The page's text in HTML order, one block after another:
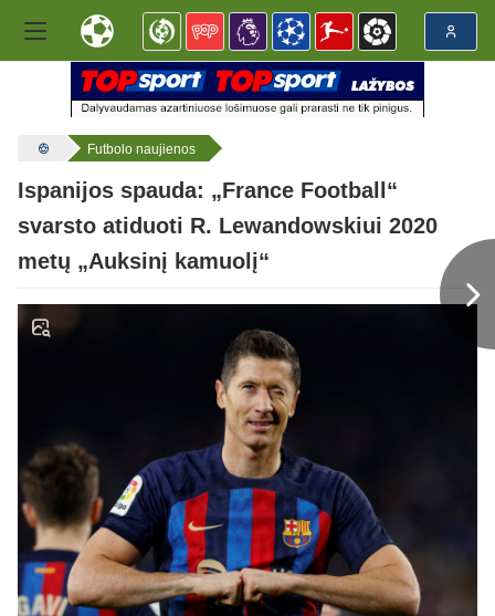
Futbolo naujienos
Ispanijos spauda: „France Football“
svarsto atiduoti R. Lewandowskiui 2020
metų „Auksinį kamuolį“